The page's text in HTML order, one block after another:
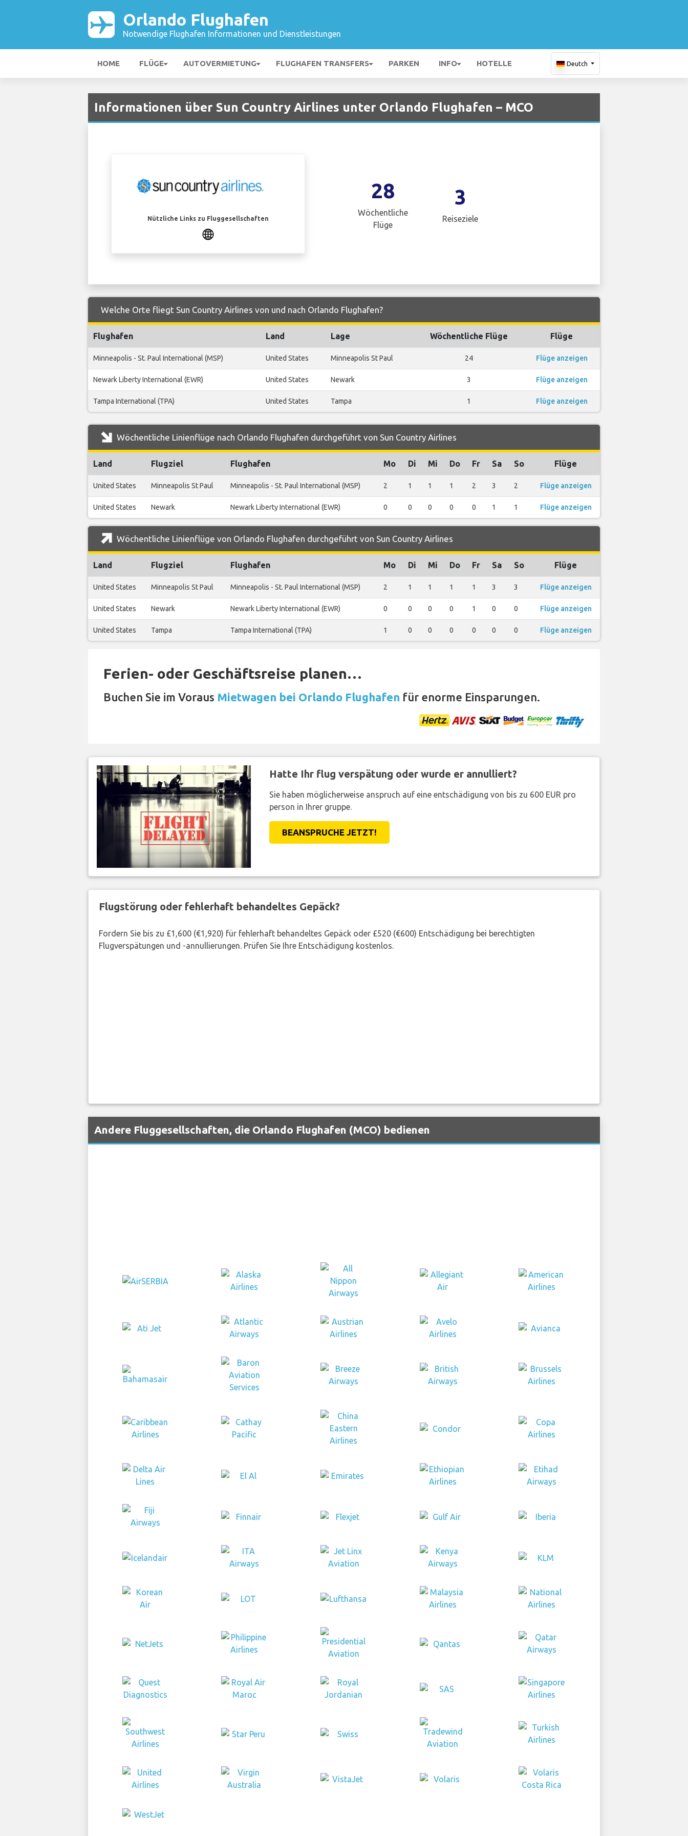
Orlando Flughafen
Notwendige Flughafen Informationen und Dienstleistungen
HOME FLÜGE AUTOVERMIETUNG FLUGHAFEN TRANSFERS PARKEN INFO HOTELLE Deutch
Informationen über Sun Country Airlines unter Orlando Flughafen – MCO
Nützliche Links zu Fluggesellschaften
28
Wöchentliche
Flüge
3
Reiseziele
Welche Orte fliegt Sun Country Airlines von und nach Orlando Flughafen?
Flughafen Land Lage Wöchentliche Flüge Flüge
Minneapolis - St. Paul International (MSP) United States Minneapolis St Paul 24 Flüge anzeigen
Newark Liberty International (EWR) United States Newark 3 Flüge anzeigen
Tampa International (TPA) United States Tampa 1 Flüge anzeigen
Wöchentliche Linienflüge nach Orlando Flughafen durchgeführt von Sun Country Airlines
Land Flugziel Flughafen Mo Di Mi Do Fr Sa So Flüge
United States Minneapolis St Paul Minneapolis - St. Paul International (MSP) 2 1 1 1 2 3 2 Flüge anzeigen
United States Newark Newark Liberty International (EWR) 0 0 0 0 0 1 1 Flüge anzeigen
Wöchentliche Linienflüge von Orlando Flughafen durchgeführt von Sun Country Airlines
Land Flugziel Flughafen Mo Di Mi Do Fr Sa So Flüge
United States Minneapolis St Paul Minneapolis - St. Paul International (MSP) 2 1 1 1 1 3 3 Flüge anzeigen
United States Newark Newark Liberty International (EWR) 0 0 0 0 1 0 0 Flüge anzeigen
United States Tampa Tampa International (TPA) 1 0 0 0 0 0 0 Flüge anzeigen
Ferien- oder Geschäftsreise planen…
Buchen Sie im Voraus Mietwagen bei Orlando Flughafen für enorme Einsparungen.
Hatte Ihr flug verspätung oder wurde er annulliert?
Sie haben möglicherweise anspruch auf eine entschädigung von bis zu 600 EUR pro
person in Ihrer gruppe.
BEANSPRUCHE JETZT!
Flugstörung oder fehlerhaft behandeltes Gepäck?
Fordern Sie bis zu £1,600 (€1,920) für fehlerhaft behandeltes Gepäck oder £520 (€600) Entschädigung bei berechtigten
Flugverspätungen und -annullierungen. Prüfen Sie Ihre Entschädigung kostenlos.
Andere Fluggesellschaften, die Orlando Flughafen (MCO) bedienen